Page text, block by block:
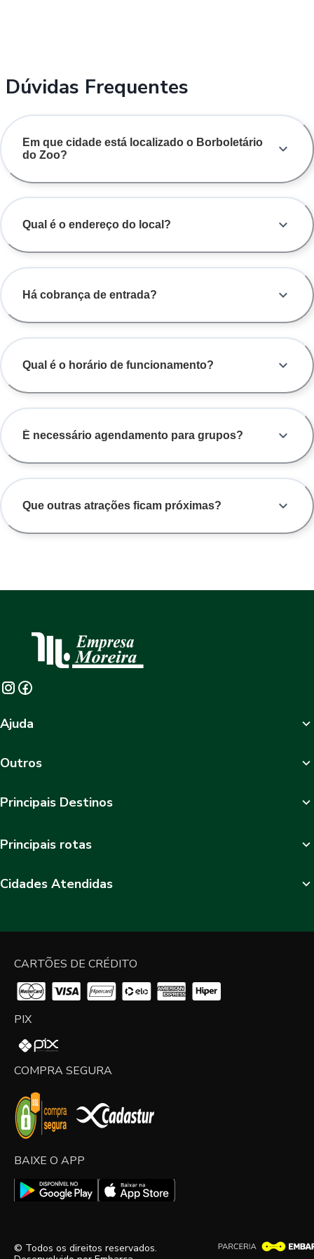
Dúvidas Frequentes
Em que cidade está localizado o Borboletário
do Zoo?
Qual é o endereço do local?
Há cobrança de entrada?
Qual é o horário de funcionamento?
É necessário agendamento para grupos?
Que outras atrações ficam próximas?
Ajuda
Outros
Principais Destinos
Principais rotas
Cidades Atendidas
CARTÕES DE CRÉDITO
PIX
COMPRA SEGURA
BAIXE O APP
© Todos os direitos reservados.